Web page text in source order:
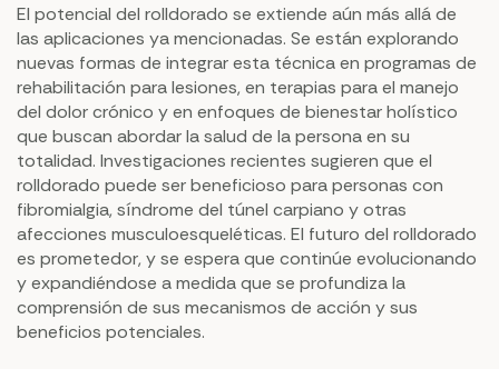
El potencial del rolldorado se extiende aún más allá de
las aplicaciones ya mencionadas. Se están explorando
nuevas formas de integrar esta técnica en programas de
rehabilitación para lesiones, en terapias para el manejo
del dolor crónico y en enfoques de bienestar holístico
que buscan abordar la salud de la persona en su
totalidad. Investigaciones recientes sugieren que el
rolldorado puede ser beneficioso para personas con
fibromialgia, síndrome del túnel carpiano y otras
afecciones musculoesqueléticas. El futuro del rolldorado
es prometedor, y se espera que continúe evolucionando
y expandiéndose a medida que se profundiza la
comprensión de sus mecanismos de acción y sus
beneficios potenciales.